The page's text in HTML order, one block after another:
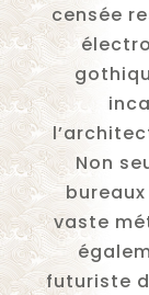
censée
Non
vaste
futuriste